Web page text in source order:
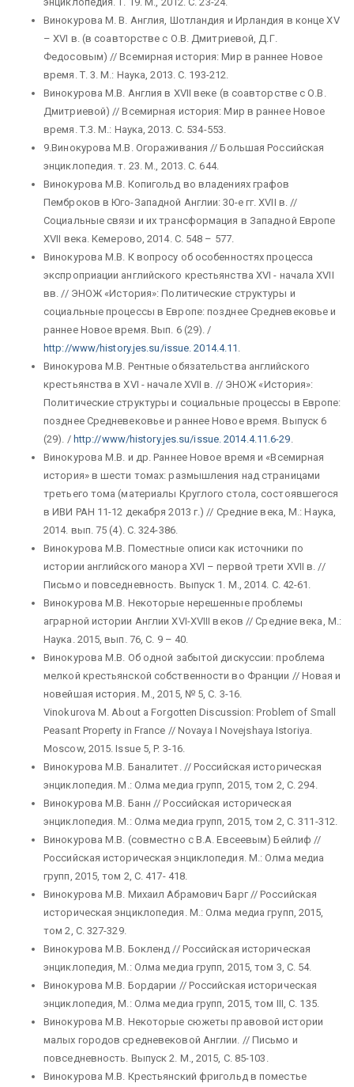
Винокурова М. В. Англия, Шотландия и Ирландия в конце XV
– XVI в. (в соавторстве с О.В. Дмитриевой, Д.Г.
Федосовым) // Всемирная история: Мир в раннее Новое
время. Т. 3. М.: Наука, 2013. С. 193-212.
Винокурова М.В. Англия в XVII веке (в соавторстве с О.В.
Дмитриевой) // Всемирная история: Мир в раннее Новое
время. Т.3. М.: Наука, 2013. С. 534-553.
9.Винокурова М.В. Огораживания // Большая Российская
энциклопедия. т. 23. М., 2013. С. 644.
Винокурова М.В. Копигольд во владениях графов
Пемброков в Юго-Западной Англии: 30-е гг. XVII в. //
Социальные связи и их трансформация в Западной Европе
XVII века. Кемерово, 2014. С. 548 – 577.
Винокурова М.В. К вопросу об особенностях процесса
экспроприации английского крестьянства XVI - начала XVII
вв. // ЭНОЖ «История»: Политические структуры и
социальные процессы в Европе: позднее Средневековье и
раннее Новое время. Вып. 6 (29). /
http://www/history.jes.su/issue. 2014.4.11
Винокурова М.В. Рентные обязательства английского
крестьянства в XVI - начале XVII в. // ЭНОЖ «История»:
Политические структуры и социальные процессы в Европе:
позднее Средневековье и раннее Новое время. Выпуск 6
(29). / http://www/history.jes.su/issue. 2014.4.11.6-29
Винокурова М.В. и др. Раннее Новое время и «Всемирная
история» в шести томах: размышления над страницами
третьего тома (материалы Круглого стола, состоявшегося
в ИВИ РАН 11-12 декабря 2013 г.) // Средние века, М.: Наука,
2014. вып. 75 (4). С. 324-386.
Винокурова М.В. Поместные описи как источники по
истории английского манора XVI – первой трети XVII в. //
Письмо и повседневность. Выпуск 1. М., 2014. С. 42-61.
Винокурова М.В. Некоторые нерешенные проблемы
аграрной истории Англии XVI-XVIII веков // Средние века, М.:
Наука. 2015, вып. 76, С. 9 – 40.
Винокурова М.В. Об одной забытой дискуссии: проблема
мелкой крестьянской собственности во Франции // Новая и
новейшая история М., 2015, № 5, С. 3-16.
Vinokurova M. About a Forgotten Discussion: Problem of Small
Peasant Property in France // Novaya I Novejshaya Istoriya.
Moscow, 2015. Issue 5, P. 3-16.
Винокурова М.В. Баналитет. // Российская историческая
энциклопедия М.: Олма медиа групп, 2015, том 2, С. 294.
Винокурова М.В. Банн // Российская историческая
энциклопедия. М.: Олма медиа групп, 2015, том 2, С. 311-312.
Винокурова М.В. (совместно с В.А. Евсеевым) Бейлиф //
Российская историческая энциклопедия. М.: Олма медиа
групп, 2015, том 2, С. 417- 418.
Винокурова М.В. Михаил Абрамович Барг // Российская
историческая энциклопедия. М.: Олма медиа групп, 2015,
том 2, С. 327-329.
Винокурова М.В. Бокленд // Российская историческая
энциклопедия, М.: Олма медиа групп, 2015, том 3, С. 54.
Винокурова М.В. Бордарии // Российская историческая
энциклопедия, М.: Олма медиа групп, 2015, том III, C. 135.
Винокурова М.В. Некоторые сюжеты правовой истории
малых городов средневековой Англии. // Письмо и
повседневность. Выпуск 2. М., 2015, С. 85-103.
Винокурова М.В. Крестьянский фригольд в поместье